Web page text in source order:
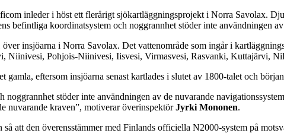
inleder i höst ett flerårigt sjökartläggningsprojekt i Norra Savolax.
befintliga koordinatsystem och noggrannhet stöder inte användningen
insjöarna i Norra Savolax. Det vattenområde som ingår i
Niinivesi, Pohjois-Niinivesi, Iisvesi, Virmasvesi, Rasvanki, Kuttajärvi,
eftersom insjöarna senast kartlades i slutet av 1800-talet och
noggrannhet stöder inte användningen av de nuvarande
nuvarande kraven”, motiverar överinspektörJyrki Mononen.
att den överensstämmer med Finlands officiella N2000-system på